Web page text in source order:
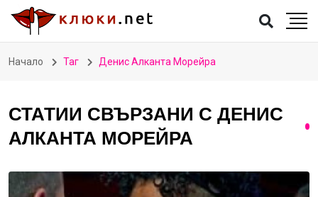
Начало Таг Денис Алканта Морейра
СТАТИИ СВЪРЗАНИ С ДЕНИС
АЛКАНТА МОРЕЙРА